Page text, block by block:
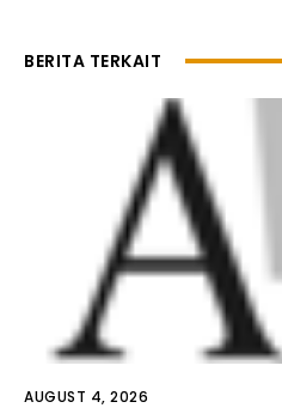
BERITA TERKAIT
AUGUST 4, 2026